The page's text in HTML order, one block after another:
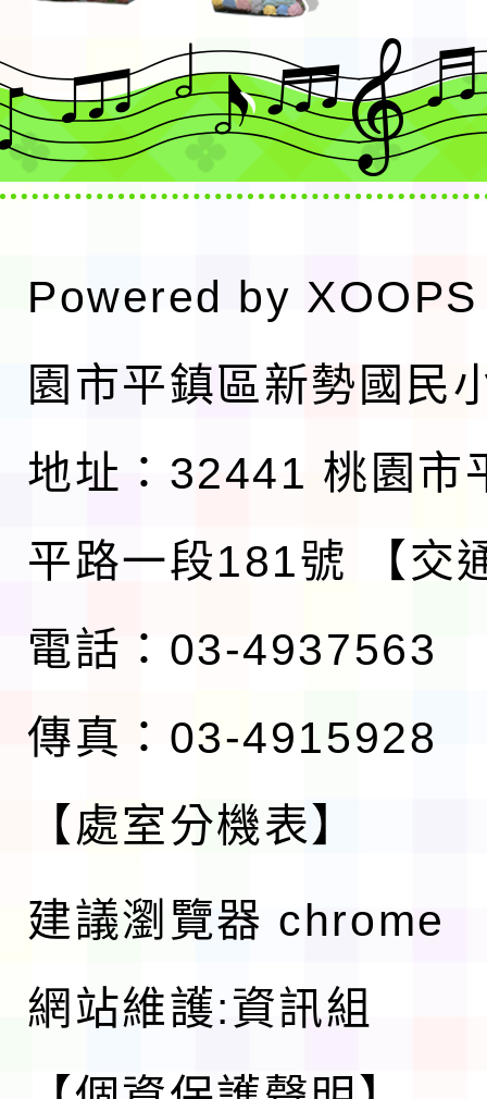
Powered by XOOPS
園市平鎮區新勢國民
地址：32441 桃園市
平路一段181號
【交
電話：03-4937563
傳真：03-4915928
【處室分機表】
建議瀏覽器 chrome
網站維護:資訊組